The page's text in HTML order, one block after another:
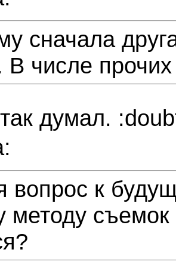
сначала
В числе
думал.
вопрос к
методу